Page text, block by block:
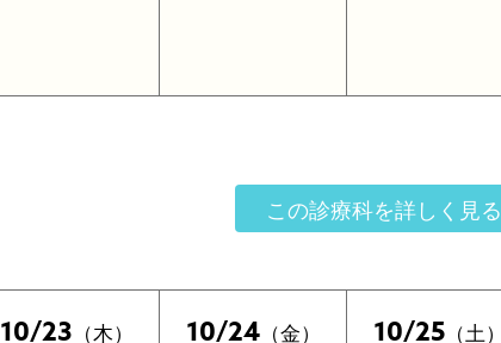
この診療科を詳しく見る
10/23 （木） 10/24（金） 10/25 （土）